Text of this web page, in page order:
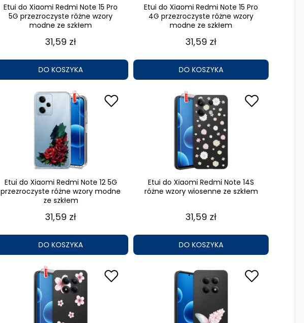
Etui do Xiaomi Redmi Note 15 Pro
5G przezroczyste różne wzory
modne ze szkłem
31,59 zł
DO KOSZYKA
Etui do Xiaomi Redmi Note 15 Pro
4G przezroczyste różne wzory
modne ze szkłem
31,59 zł
DO KOSZYKA
Etui do Xiaomi Redmi Note 12 5G
przezroczyste różne wzory modne
ze szkłem
31,59 zł
DO KOSZYKA
Etui do Xiaomi Redmi Note 14S
różne wzory wiosenne ze szkłem
31,59 zł
DO KOSZYKA